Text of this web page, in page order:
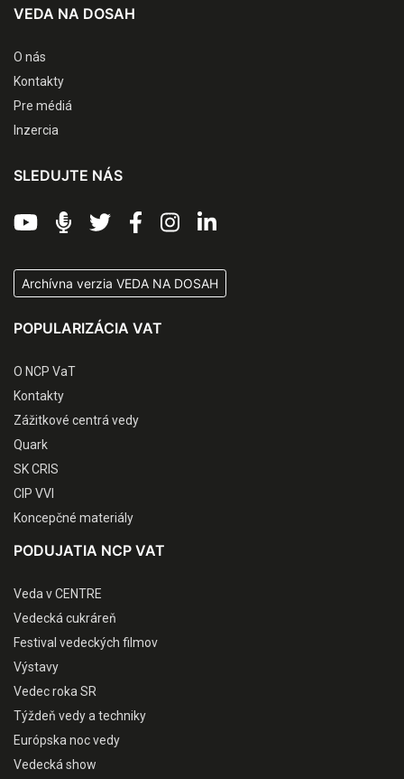
VEDA NA DOSAH
O nás
Kontakty
Pre médiá
Inzercia
SLEDUJTE NÁS
Archívna verzia VEDA NA DOSAH
POPULARIZÁCIA VAT
O NCP VaT
Kontakty
Zážitkové centrá vedy
Quark
SK CRIS
CIP VVI
Koncepčné materiály
PODUJATIA NCP VAT
Veda v CENTRE
Vedecká cukráreň
Festival vedeckých filmov
Výstavy
Vedec roka SR
Týždeň vedy a techniky
Európska noc vedy
Vedecká show